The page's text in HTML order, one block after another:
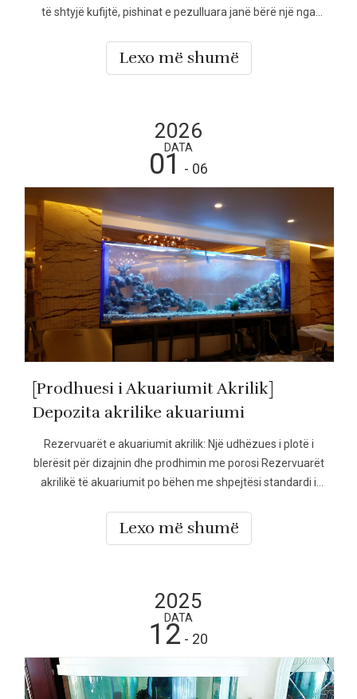
të shtyjë kufijtë, pishinat e pezulluara janë bërë një nga
banimit, hotelet me pesë yje, resortet dhe zhvillimet e
Lexo më shumë
2026
DATA
01 - 06
[Prodhuesi i Akuariumit Akrilik]
Depozita akrilike akuariumi
Rezervuarët e akuariumit akrilik: Një udhëzues i plotë i
blerësit për dizajnin dhe prodhimin me porosi Rezervuarët
akrilikë të akuariumit po bëhen me shpejtësi standardi i
kërkimit vazhdon të rritet, blerësit nuk po pyesin më
Lexo më shumë
2025
DATA
12 - 20